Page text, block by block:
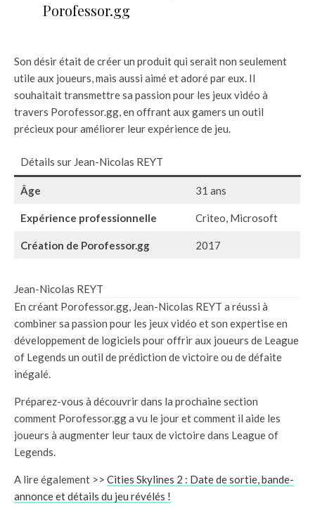
Porofessor.gg
Son désir était de créer un produit qui serait non seulement
utile aux joueurs, mais aussi aimé et adoré par eux. Il
souhaitait transmettre sa passion pour les jeux vidéo à
travers Porofessor.gg, en offrant aux gamers un outil
précieux pour améliorer leur expérience de jeu.
Détails sur Jean-Nicolas REYT
Âge 31 ans
Expérience professionnelle Criteo, Microsoft
Création de Porofessor.gg 2017
Jean-Nicolas REYT
En créant Porofessor.gg, Jean-Nicolas REYT a réussi à
combiner sa passion pour les jeux vidéo et son expertise en
développement de logiciels pour offrir aux joueurs de League
of Legends un outil de prédiction de victoire ou de défaite
inégalé.
Préparez-vous à découvrir dans la prochaine section
comment Porofessor.gg a vu le jour et comment il aide les
joueurs à augmenter leur taux de victoire dans League of
Legends.
A lire également >> Cities Skylines 2 : Date de sortie, bande-
annonce et détails du jeu révélés !